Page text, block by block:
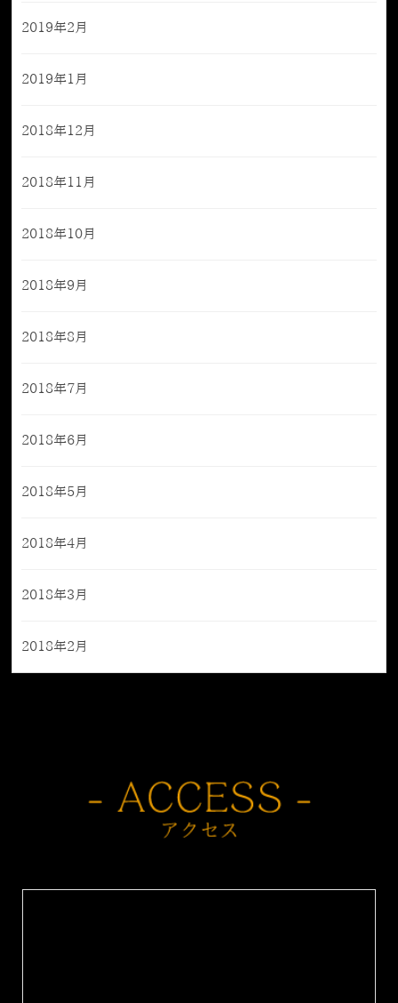
2019年2月
2019年1月
2018年12月
2018年11月
2018年10月
2018年9月
2018年8月
2018年7月
2018年6月
2018年5月
2018年4月
2018年3月
2018年2月